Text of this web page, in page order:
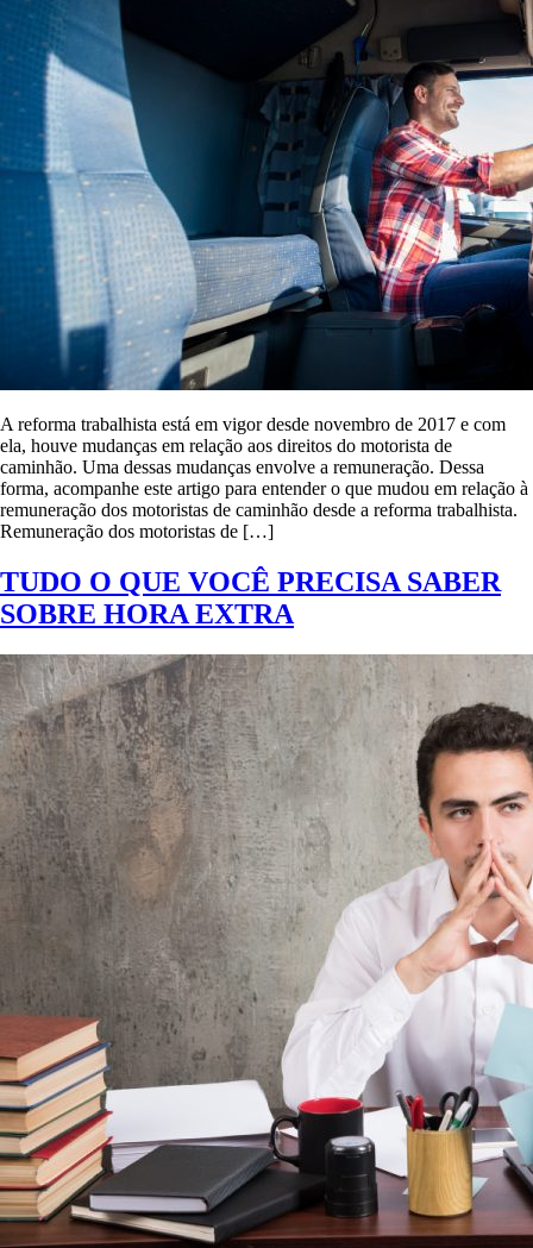
A reforma trabalhista está em vigor desde novembro de 2017 e com
ela, houve mudanças em relação aos direitos do motorista de
caminhão. Uma dessas mudanças envolve a remuneração. Dessa
forma, acompanhe este artigo para entender o que mudou em relação à
remuneração dos motoristas de caminhão desde a reforma trabalhista.
Remuneração dos motoristas de […]
TUDO O QUE VOCÊ PRECISA SABER
SOBRE HORA EXTRA